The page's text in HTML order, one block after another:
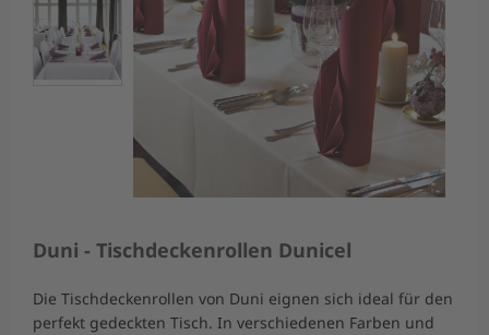
Duni - Tischdeckenrollen Dunicel
Die Tischdeckenrollen von Duni eignen sich ideal für den
perfekt gedeckten Tisch. In verschiedenen Farben und